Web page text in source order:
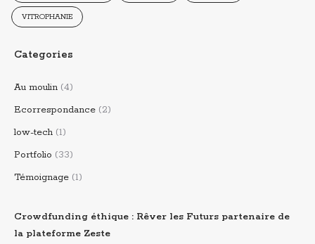
VITROPHANIE
Categories
Au moulin (4)
Ecorrespondance (2)
low-tech (1)
Portfolio (33)
Témoignage (1)
Crowdfunding éthique : Rêver les Futurs partenaire de
la plateforme Zeste